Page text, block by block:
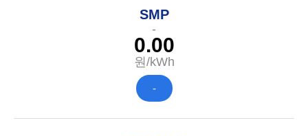
SMP
-
0.00
원/kWh
-